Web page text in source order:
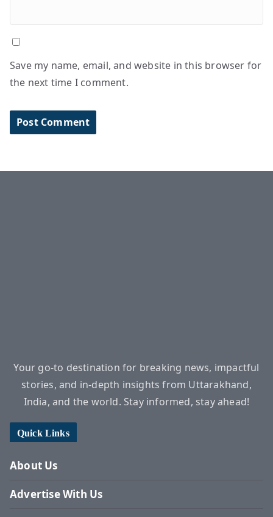
Save my name, email, and website in this browser for
the next time I comment.
Your go-to destination for breaking news, impactful
stories, and in-depth insights from Uttarakhand,
India, and the world. Stay informed, stay ahead!
Quick Links
About Us
Advertise With Us